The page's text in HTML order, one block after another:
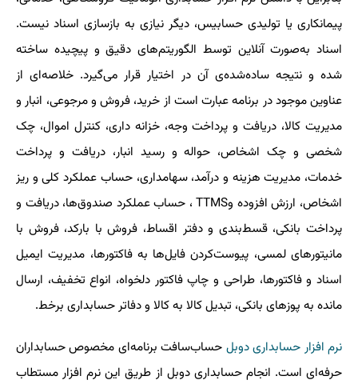
پیمانکاری یا تولیدی حسابیس، دیگر نیازی به بازسازی اسناد نیست.
اسناد به‌صورت آنلاین توسط الگوریتم‌های دقیق و پیچیده ساخته
شده و نتیجه ساده‌شده‌ی آن در اختیار قرار می‌گیرد. خلاصه‌ای از
عناوین موجود در برنامه عبارت است از خرید، فروش و مرجوعی، انبار و
مدیریت کالا، دریافت و پرداخت وجه، خزانه داری، کنترل اموال، چک
شخصی و چک اشخاص، حواله و رسید انبار، دریافت و پرداخت
خدمات، مدیریت هزینه و درآمد، سهامداری، حساب عملکرد کلی و ریز
اشخاص، ارزش افزوده وTTMS ، حساب عملکرد صندوق‌ها، دریافت و
پرداخت بانکی، قسط‌بندی و دفتر اقساط، فروش با بارکد، فروش با
مانیتورهای لمسی، پیوست‌کردن فایل‌ها به فاکتورها، مدیریت ایمیل
اسناد و فاکتورها، طراحی و چاپ فاکتور دلخواه، انواع تخفیف، ارسال
مانده به پوزهای بانکی، تبدیل کالا به کالا و دفاتر حسابداری برخط.
نرم افزار حسابداری دوبل حساب‌سافت برنامه‌ای مخصوص حسابداران
حرفه‌ای است. انجام حسابداری دوبل از طریق این نرم افزار مستطاب